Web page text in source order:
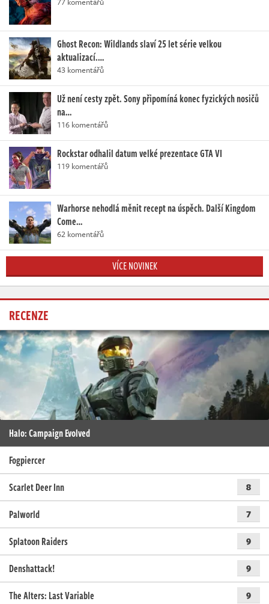
Ghost Recon: Wildlands slaví 25 let série velkou
aktualizací.…
43 komentářů
Už není cesty zpět. Sony připomíná konec fyzických nosičů
na…
116 komentářů
Rockstar odhalil datum velké prezentace GTA VI
119 komentářů
Warhorse nehodlá měnit recept na úspěch. Další Kingdom
Come…
62 komentářů
VÍCE NOVINEK
RECENZE
Halo: Campaign Evolved
Fogpiercer
Scarlet Deer Inn
8
Palworld 7
Splatoon Raiders 9
Denshattack! 9
The Alters: Last Variable 9